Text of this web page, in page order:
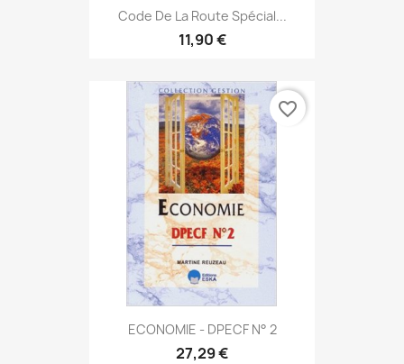
Code De La Route Spécial...
11,90 €
ECONOMIE - DPECF N° 2
27,29 €
favorite_border